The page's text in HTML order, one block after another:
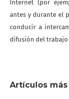
Internet (por
antes y durante el
conducir a
difusión del
Artículos